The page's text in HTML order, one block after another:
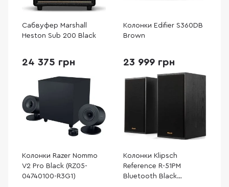
Сабвуфер Marshall
Heston Sub 200 Black
24 375 грн
Колонки Edifier S360DB
Brown
23 999 грн
Колонки Razer Nommo
V2 Pro Black (RZ05-
04740100-R3G1)
Колонки Klipsch
Reference R-51PM
Bluetooth Black